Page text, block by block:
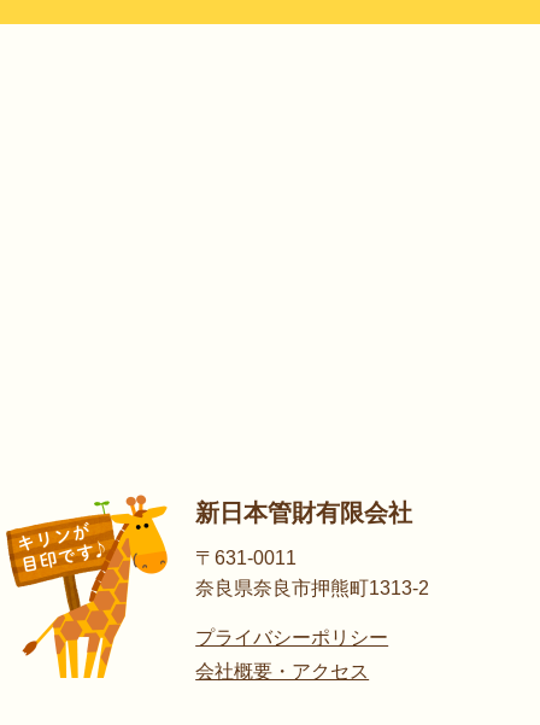
新日本管財有限会社
〒631-0011
奈良県奈良市押熊町1313-2
プライバシーポリシー
会社概要・アクセス